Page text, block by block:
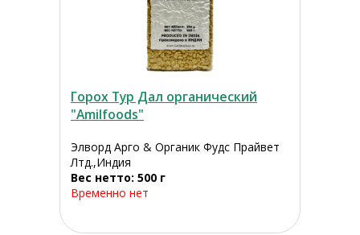
Горох Тур Дал органический
"Amilfoods"
Элворд Арго & Органик Фудс Прайвет
Лтд.,Индия
Вес нетто: 500 г
Временно нет